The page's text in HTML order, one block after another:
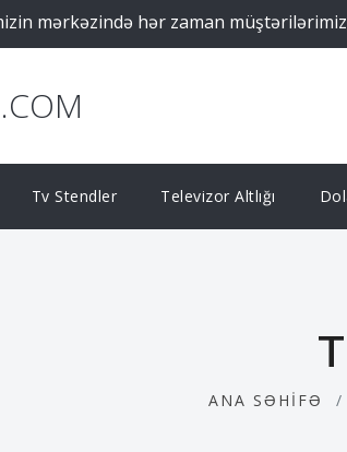
hər zaman müştərilərimiz
Tv Stendler Televizor Altlığı
ANA SƏHIFƏ